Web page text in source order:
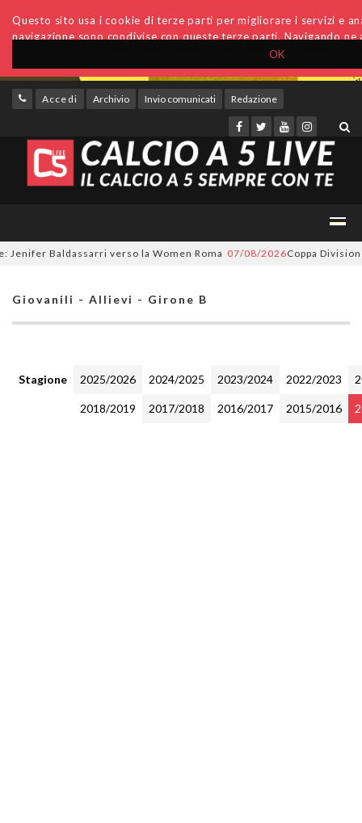
OK
Questo sito usa i cookie di terze parti per migliorare i servizi e
navigazione sono condivise con queste terze parti. Navigando
Accedi Archivio Invio comunicati Redazione
Baldassarri verso la Women Roma 07/08/2026Coppa Divisione,
Giovanili - Allievi - Girone B
Stagione 2025/2026 2024/2025 2023/2024 2022/2023
2018/2019 2017/2018 2016/2017 2015/2016